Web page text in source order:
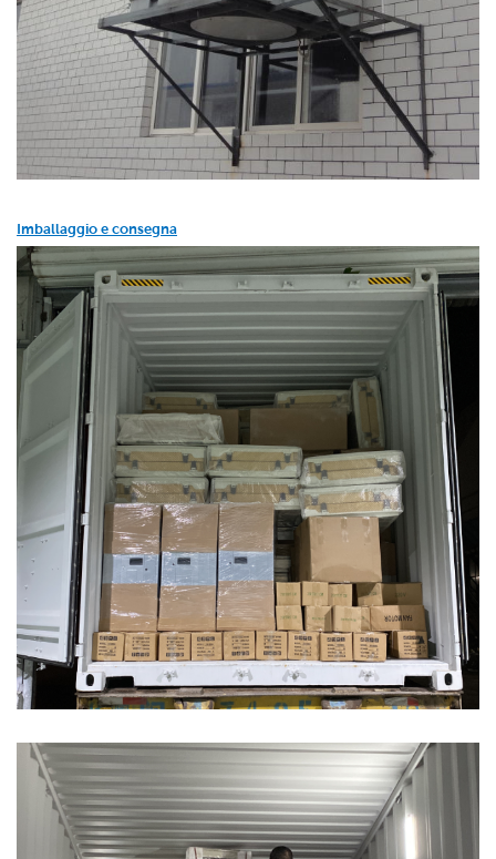
Imballaggio e consegna